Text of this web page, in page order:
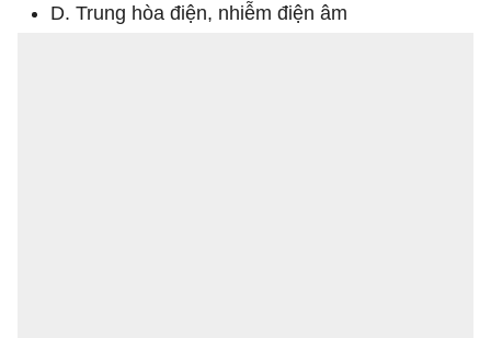
D. Trung hòa điện, nhiễm điện âm